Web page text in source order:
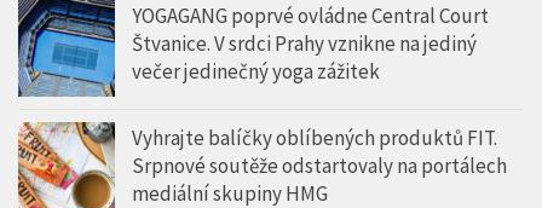
YOGAGANG poprvé ovládne Central Court
Štvanice. V srdci Prahy vznikne na jediný
večer jedinečný yoga zážitek
Vyhrajte balíčky oblíbených produktů FIT.
Srpnové soutěže odstartovaly na portálech
mediální skupiny HMG